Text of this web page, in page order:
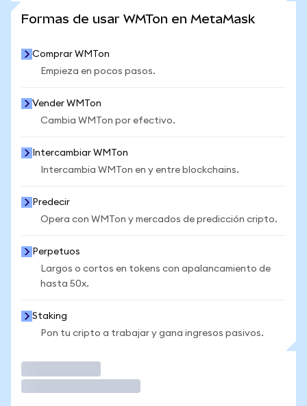
Formas de usar WMTon en MetaMask
Comprar WMTon
Empieza en pocos pasos.
Vender WMTon
Cambia WMTon por efectivo.
Intercambiar WMTon
Intercambia WMTon en y entre blockchains.
Predecir
Opera con WMTon y mercados de predicción cripto.
Perpetuos
Largos o cortos en tokens con apalancamiento de
hasta 50x.
Staking
Pon tu cripto a trabajar y gana ingresos pasivos.